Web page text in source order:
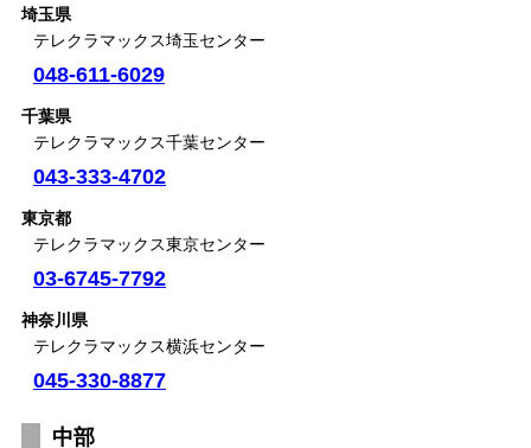
埼玉県
テレクラマックス埼玉センター
048-611-6029
千葉県
テレクラマックス千葉センター
043-333-4702
東京都
テレクラマックス東京センター
03-6745-7792
神奈川県
テレクラマックス横浜センター
045-330-8877
中部